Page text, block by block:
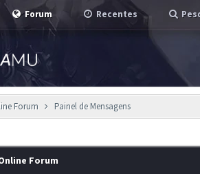
Forum Recentes
Forum Painel de Mensagens
Forum